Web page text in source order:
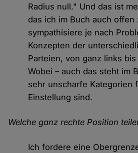
Radius null." Und das ist
das ich im Buch auch offen
sympathisiere je nach
Konzepten der
Parteien, von ganz links
Wobei – auch das steht im
sehr unscharfe Kategorien
Einstellung sind.
Welche ganz rechte Position
Ich fordere eine